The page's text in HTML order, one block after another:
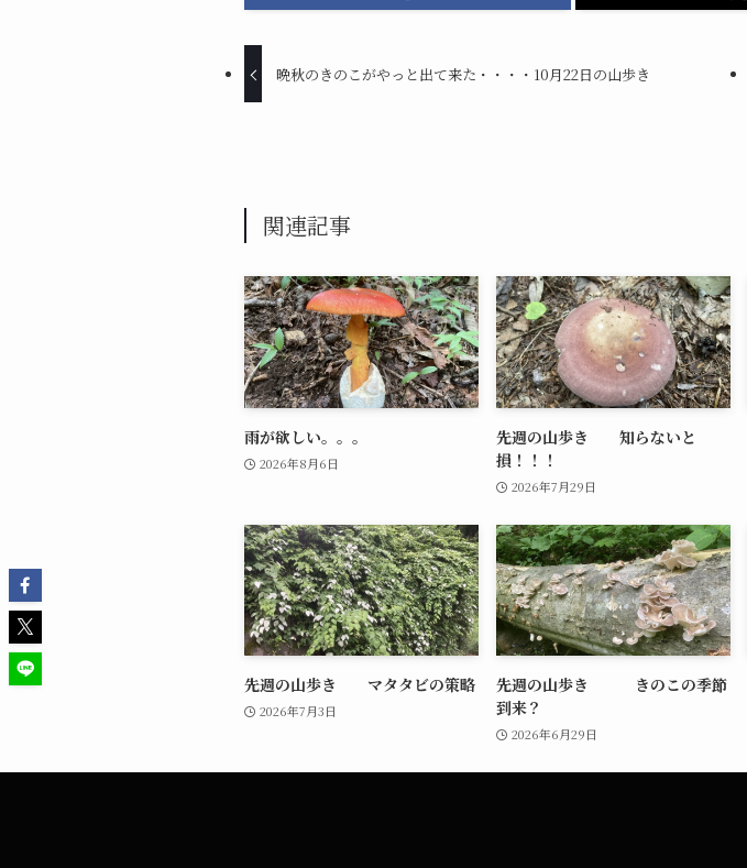
晩秋のきのこがやっと出て来た・・・・10月22日の山歩き
関連記事
雨が欲しい。。。
2026年8月6日
先週の山歩き 知らないと
損！！！
2026年7月29日
先週の山歩き マタタビの策略
2026年7月3日
先週の山歩き きのこの季節
到来？
2026年6月29日